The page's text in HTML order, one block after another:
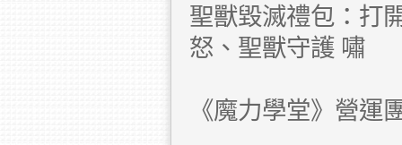
聖獸毀滅禮包：打
怒、聖獸守護 嘯
《魔力學堂》營運